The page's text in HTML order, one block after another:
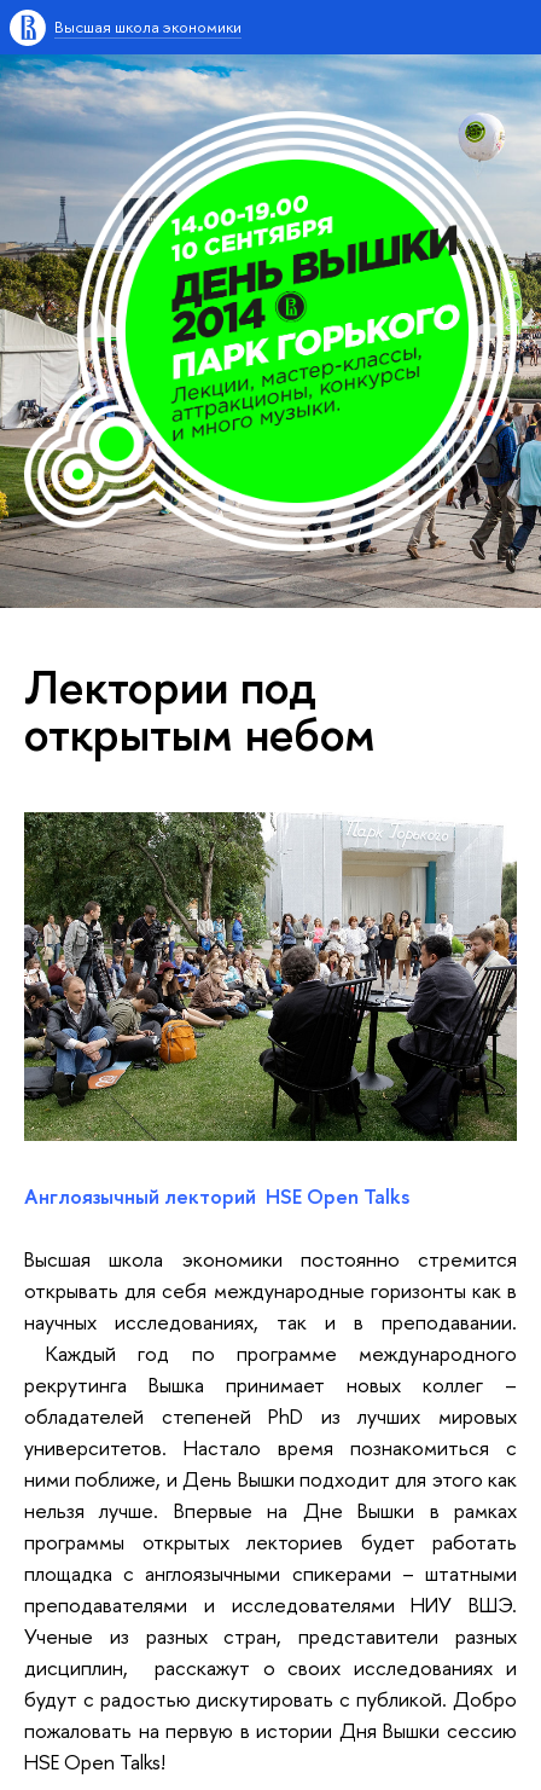
Высшая школа экономики
Лектории под
открытым небом
Англоязычный лекторий HSE Open Talks
Высшая школа экономики постоянно стремится
открывать для себя международные горизонты как в
научных исследованиях, так и в преподавании.
Каждый год по программе международного
рекрутинга Вышка принимает новых коллег –
обладателей степеней PhD из лучших мировых
университетов. Настало время познакомиться с
ними поближе, и День Вышки подходит для этого как
нельзя лучше. Впервые на Дне Вышки в рамках
программы открытых лекториев будет работать
площадка с англоязычными спикерами – штатными
преподавателями и исследователями НИУ ВШЭ.
Ученые из разных стран, представители разных
дисциплин, расскажут о своих исследованиях и
будут с радостью дискутировать с публикой. Добро
пожаловать на первую в истории Дня Вышки сессию
HSE Open Talks!